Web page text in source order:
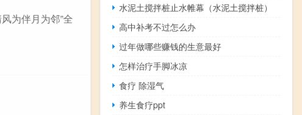
为伴月为邻”全
水泥土搅拌桩止水帷幕（水泥土搅拌桩）
高中补考不过怎么办
过年做哪些赚钱的生意最好
怎样治疗手脚冰凉
食疗 除湿气
养生食疗ppt